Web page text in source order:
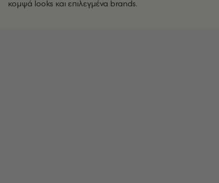
κομψά looks και επιλεγμένα brands.